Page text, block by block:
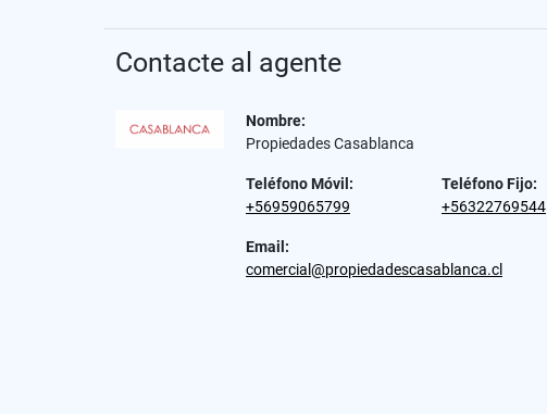
Contacte al agente
Nombre:
Propiedades Casablanca
Teléfono Móvil:
+56959065799
Teléfono Fijo:
+56322769544
Email:
comercial@propiedadescasablanca.cl